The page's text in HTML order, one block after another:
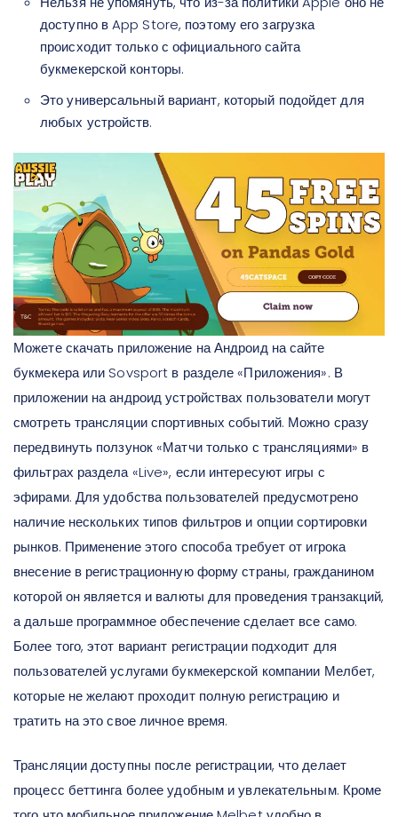
доступно в App Store, поэтому его загрузка
происходит только с официального сайта
букмекерской конторы.
Это универсальный вариант, который подойдет для
любых устройств.
Можете скачать приложение на Андроид на сайте
букмекера или Sovsport в разделе «Приложения». В
приложении на андроид устройствах пользователи могут
смотреть трансляции спортивных событий. Можно сразу
передвинуть ползунок «Матчи только с трансляциями» в
фильтрах раздела «Live», если интересуют игры с
эфирами. Для удобства пользователей предусмотрено
наличие нескольких типов фильтров и опции сортировки
рынков. Применение этого способа требует от игрока
внесение в регистрационную форму страны, гражданином
которой он является и валюты для проведения транзакций,
а дальше программное обеспечение сделает все само.
Более того, этот вариант регистрации подходит для
пользователей услугами букмекерской компании Мелбет,
которые не желают проходит полную регистрацию и
тратить на это свое личное время.
Трансляции доступны после регистрации, что делает
процесс беттинга более удобным и увлекательным. Кроме